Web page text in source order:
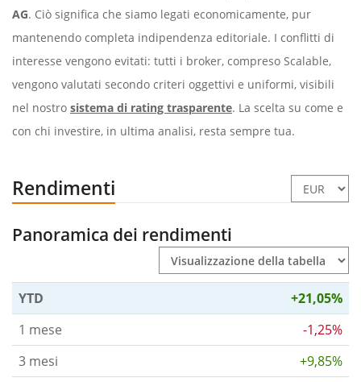
AG. Ciò significa che siamo legati economicamente, pur
mantenendo completa indipendenza editoriale. I conflitti di
interesse vengono evitati: tutti i broker, compreso Scalable,
vengono valutati secondo criteri oggettivi e uniformi, visibili
nel nostro sistema di rating trasparente. La scelta su come e
con chi investire, in ultima analisi, resta sempre tua.
Rendimenti
Panoramica dei rendimenti
YTD
+21,05%
1 mese
-1,25%
3 mesi
+9,85%